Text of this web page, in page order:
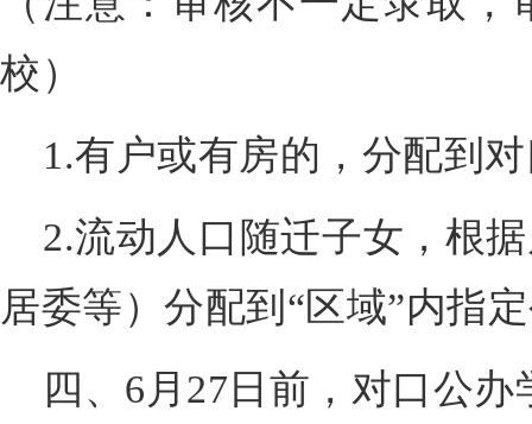
校）
1.有户或有房的，分配到
2.流动人口随迁子女，根
居委等）分配到“区域”内指
四、6月27日前，对口公办